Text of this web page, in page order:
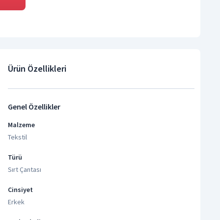
Ürün Özellikleri
Genel Özellikler
Malzeme
Tekstil
Türü
Sırt Çantası
Cinsiyet
Erkek